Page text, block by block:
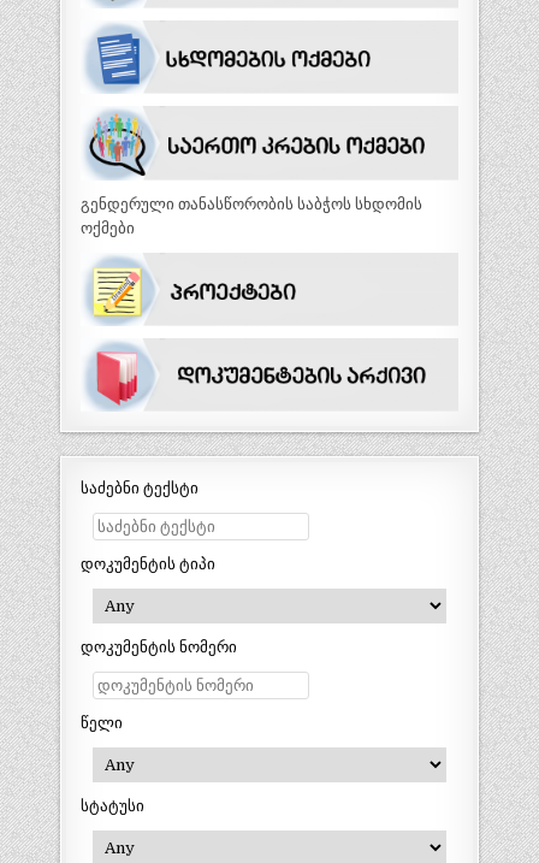
გენდერული თანასწორობის საბჭოს სხდომის
ოქმები
საძებნი ტექსტი
დოკუმენტის ტიპი
დოკუმენტის ნომერი
წელი
სტატუსი